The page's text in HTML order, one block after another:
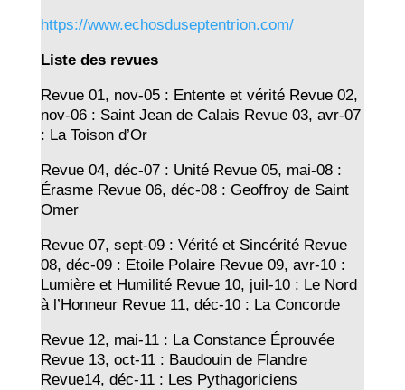
https://www.echosduseptentrion.com/
Liste des revues
Revue 01, nov-05 : Entente et vérité Revue 02,
nov-06 : Saint Jean de Calais Revue 03, avr-07
: La Toison d’Or
Revue 04, déc-07 : Unité Revue 05, mai-08 :
Érasme Revue 06, déc-08 : Geoffroy de Saint
Omer
Revue 07, sept-09 : Vérité et Sincérité Revue
08, déc-09 : Etoile Polaire Revue 09, avr-10 :
Lumière et Humilité Revue 10, juil-10 : Le Nord
à l’Honneur Revue 11, déc-10 : La Concorde
Revue 12, mai-11 : La Constance Éprouvée
Revue 13, oct-11 : Baudouin de Flandre
Revue14, déc-11 : Les Pythagoriciens